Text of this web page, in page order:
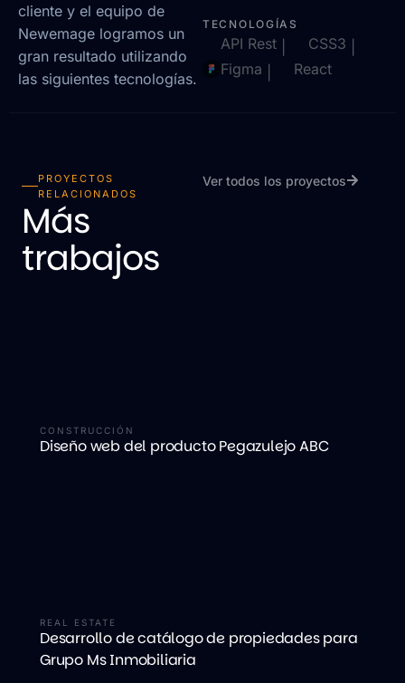
cliente y el equipo de
Newemage logramos un
gran resultado utilizando
las siguientes tecnologías.
TECNOLOGÍAS
API Rest CSS3
Figma
React
PROYECTOS
RELACIONADOS
Más
trabajos
Ver todos los proyectos
CONSTRUCCIÓN
Diseño web del producto Pegazulejo ABC
REAL ESTATE
Desarrollo de catálogo de propiedades para
Grupo Ms Inmobiliaria